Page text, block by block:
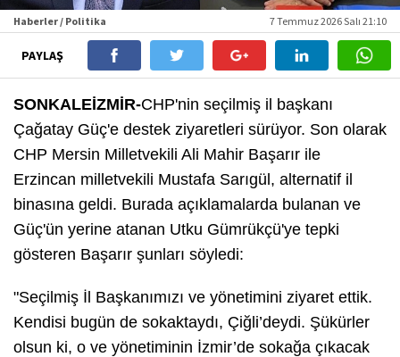
Haberler / Politika 7 Temmuz 2026 Salı 21:10
PAYLAŞ
SONKALEİZMİR-CHP'nin seçilmiş il başkanı
Çağatay Güç'e destek ziyaretleri sürüyor. Son olarak
CHP Mersin Milletvekili Ali Mahir Başarır ile
Erzincan milletvekili Mustafa Sarıgül, alternatif il
binasına geldi. Burada açıklamalarda bulanan ve
Güç'ün yerine atanan Utku Gümrükçü'ye tepki
gösteren Başarır şunları söyledi:
"Seçilmiş İl Başkanımızı ve yönetimini ziyaret ettik.
Kendisi bugün de sokaktaydı, Çiğli’deydi. Şükürler
olsun ki, o ve yönetiminin İzmir’de sokağa çıkacak